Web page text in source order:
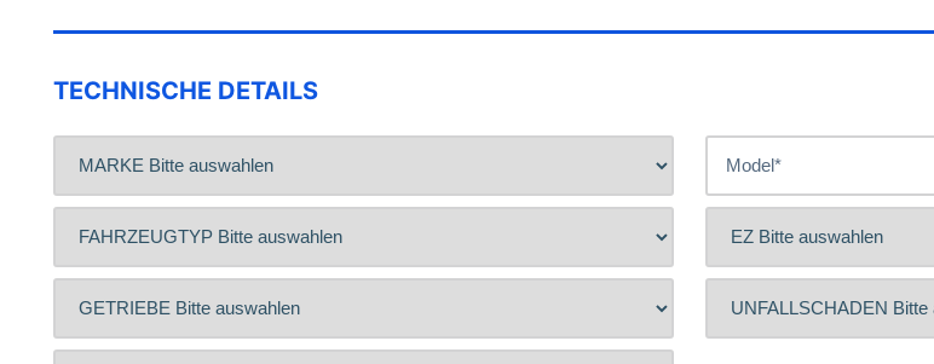
TECHNISCHE DETAILS